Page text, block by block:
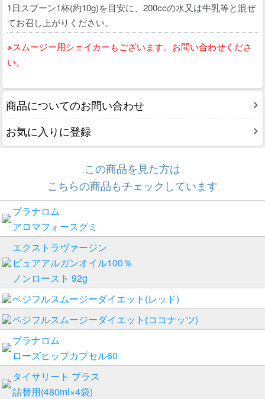
1日スプーン1杯(約10g)を目安に、200ccの水又は牛乳等と混ぜ
てお召し上がりください。
※スムージー用シェイカーもございます。お問い合わせくださ
い。
商品についてのお問い合わせ
お気に入りに登録
この商品を見た方は
こちらの商品もチェックしています
プラナロム
アロマフォースグミ
エクストラヴァージン
ピュアアルガンオイル100％
ノンロースト 92g
ベジフルスムージーダイエット(レッド)
ベジフルスムージーダイエット(ココナッツ)
プラナロム
ローズヒップカプセル60
タイサリート プラス
詰替用(480ml×4袋)